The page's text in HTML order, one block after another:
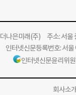
더나은미래(주)주소: 서울
인터넷신문등록번호: 서
인터넷신문윤리위
회사소개